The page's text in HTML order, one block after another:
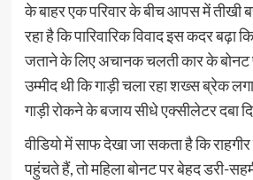
के बाहर एक परिवार के बीच आपस में तीखी
रहा है कि पारिवारिक विवाद इस कदर बढ़ा
जताने के लिए अचानक चलती कार के बोनट
उम्मीद थी कि गाड़ी चला रहा शख्स ब्रेक
गाड़ी रोकने के बजाय सीधे एक्सीलेटर दबा
वीडियो में साफ देखा जा सकता है कि
पहुंचते हैं, तो महिला बोनट पर बेहद डरी-